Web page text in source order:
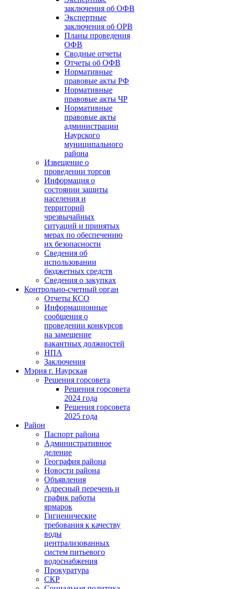
заключения об ОФВ
Экспертные
заключения об ОРВ
Планы проведения
ОФВ
Сводные отчеты
Отчеты об ОФВ
Нормативные
правовые акты РФ
Нормативные
правовые акты ЧР
Нормативные
правовые акты
администрации
Наурского
муниципального
района
Извещение о
проведении торгов
Информация о
состоянии защиты
населения и
территорий
чрезвычайных
ситуаций и принятых
мерах по обеспечению
их безопасности
Сведения об
использовании
бюджетных средств
Сведения о закупках
Контрольно-счетный орган
Отчеты КСО
Информационные
сообщения о
проведении конкурсов
на замещение
вакантных должностей
НПА
Заключения
Мэрия г. Наурская
Решения горсовета
Решения горсовета
2024 года
Решения горсовета
2025 года
Район
Паспорт района
Административное
деление
География района
Новости района
Объявления
Адресный перечень и
график работы
ярмарок
Гигиенические
требования к качеству
воды
централизованных
систем питьевого
водоснабжения
Прокуратура
СКР